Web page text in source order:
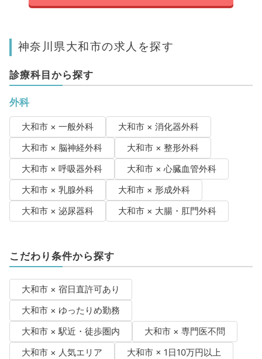
神奈川県大和市の求人を探す
診療科目から探す
外科
大和市 × 一般外科
大和市 × 消化器外科
大和市 × 脳神経外科
大和市 × 整形外科
大和市 × 呼吸器外科
大和市 × 心臓血管外科
大和市 × 乳腺外科
大和市 × 形成外科
大和市 × 泌尿器科
大和市 × 大腸・肛門外科
こだわり条件から探す
大和市 × 宿日直許可あり
大和市 × ゆったりめ勤務
大和市 × 駅近・徒歩圏内
大和市 × 専門医不問
大和市 × 人気エリア
大和市 × 1日10万円以上